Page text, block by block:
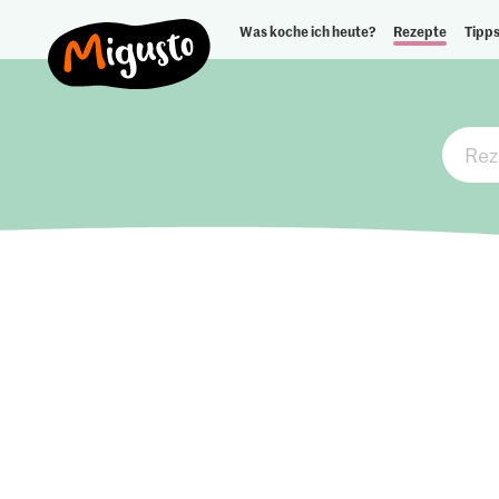
Was koche ich heute? Rezepte